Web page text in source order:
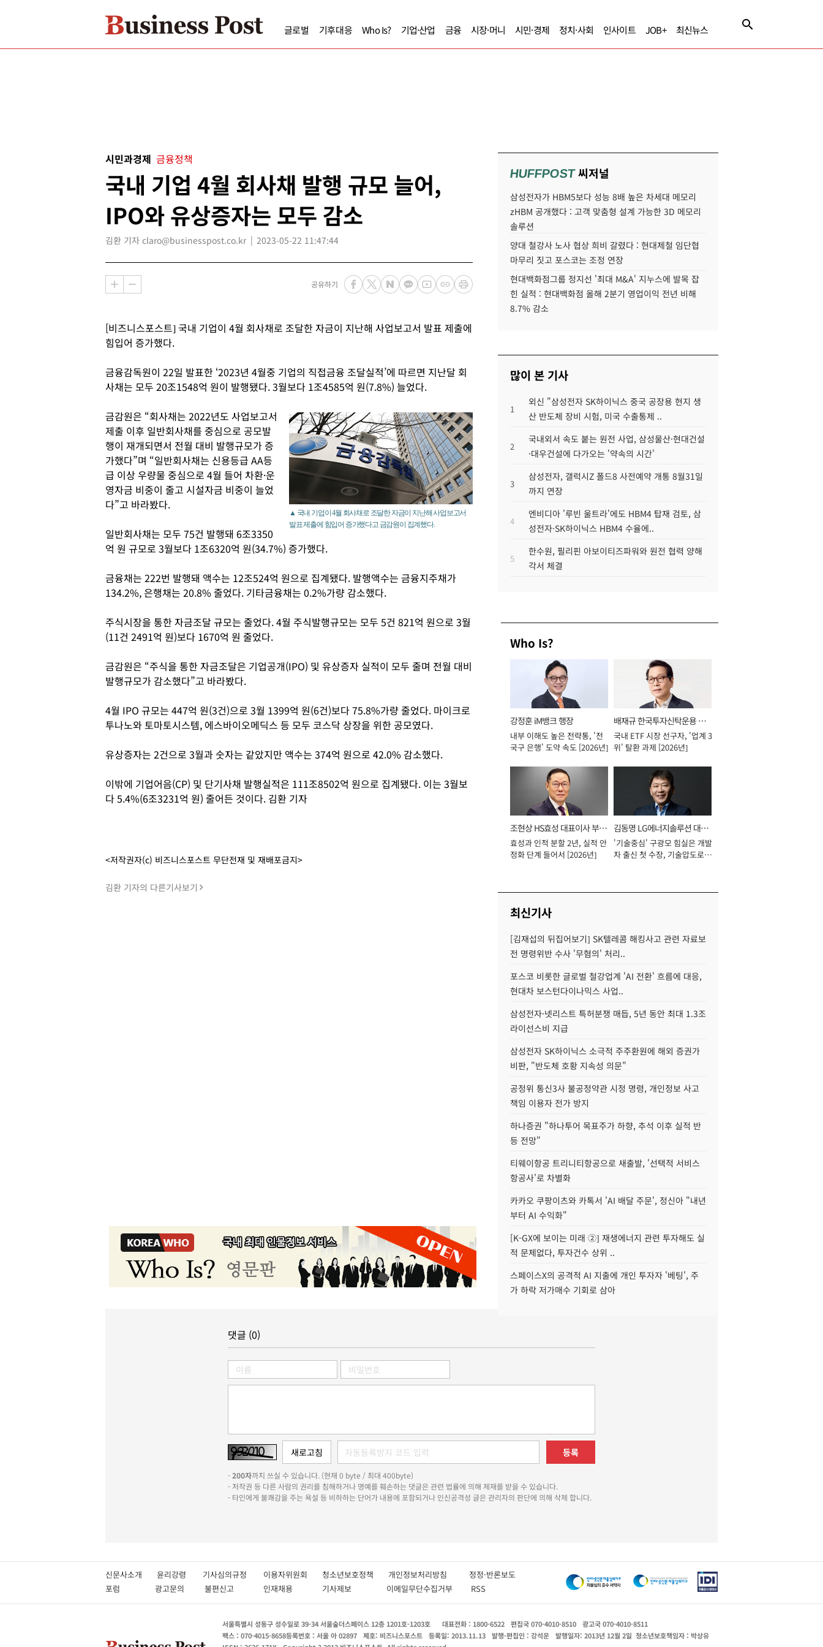
글로벌 기후대응 Who Is? 기업·산업 금융 시장·머니 시민·경제 정치·사회 인사이트 JOB+ 최신뉴스
시민과경제 금융정책
국내 기업 4월 회사채 발행 규모 늘어,
IPO와 유상증자는 모두 감소
김환 기자 claro@businesspost.co.kr 2023-05-22 11:47:44
공유하기
[비즈니스포스트] 국내 기업이 4월 회사채로 조달한 자금이 지난해 사업보고서 발표 제출에
힘입어 증가했다.
금융감독원이 22일 발표한 ‘2023년 4월중 기업의 직접금융 조달실적’에 따르면 지난달 회
사채는 모두 20조1548억 원이 발행됐다. 3월보다 1조4585억 원(7.8%) 늘었다.
▲ 국내 기업이 4월 회사채로 조달한 자금이 지난해 사업보고서
발표 제출에 힘입어 증가했다고 금감원이 집계했다.
금감원은 “회사채는 2022년도 사업보고서
제출 이후 일반회사채를 중심으로 공모발
행이 재개되면서 전월 대비 발행규모가 증
가했다”며 “일반회사채는 신용등급 AA등
급 이상 우량물 중심으로 4월 들어 차환·운
영자금 비중이 줄고 시설자금 비중이 늘었
다”고 바라봤다.
일반회사채는 모두 75건 발행돼 6조3350
억 원 규모로 3월보다 1조6320억 원(34.7%) 증가했다.
금융채는 222번 발행돼 액수는 12조524억 원으로 집계됐다. 발행액수는 금융지주채가
134.2%, 은행채는 20.8% 줄었다. 기타금융채는 0.2%가량 감소했다.
주식시장을 통한 자금조달 규모는 줄었다. 4월 주식발행규모는 모두 5건 821억 원으로 3월
(11건 2491억 원)보다 1670억 원 줄었다.
금감원은 “주식을 통한 자금조달은 기업공개(IPO) 및 유상증자 실적이 모두 줄며 전월 대비
발행규모가 감소했다”고 바라봤다.
4월 IPO 규모는 447억 원(3건)으로 3월 1399억 원(6건)보다 75.8%가량 줄었다. 마이크로
투나노와 토마토시스템, 에스바이오메딕스 등 모두 코스닥 상장을 위한 공모였다.
유상증자는 2건으로 3월과 숫자는 같았지만 액수는 374억 원으로 42.0% 감소했다.
이밖에 기업어음(CP) 및 단기사채 발행실적은 111조8502억 원으로 집계됐다. 이는 3월보
다 5.4%(6조3231억 원) 줄어든 것이다. 김환 기자
<저작권자(c) 비즈니스포스트 무단전재 및 재배포금지>
김환 기자의 다른기사보기
HUFFPOST씨저널
삼성전자가 HBM5보다 성능 8배 높은 차세대 메모리
zHBM 공개했다 : 고객 맞춤형 설계 가능한 3D 메모리
솔루션
양대 철강사 노사 협상 희비 갈렸다 : 현대제철 임단협
마무리 짓고 포스코는 조정 연장
현대백화점그룹 정지선 '최대 M&A' 지누스에 발목 잡
힌 실적 : 현대백화점 올해 2분기 영업이익 전년 비해
8.7% 감소
많이 본 기사
1
외신 "삼성전자 SK하이닉스 중국 공장용 현지 생
산 반도체 장비 시험, 미국 수출통제 ..
2
국내외서 속도 붙는 원전 사업, 삼성물산·현대건설
·대우건설에 다가오는 '약속의 시간'
3
삼성전자, 갤럭시Z 폴드8 사전예약 개통 8월31일
까지 연장
4
엔비디아 '루빈 울트라'에도 HBM4 탑재 검토, 삼
성전자·SK하이닉스 HBM4 수율에..
5
한수원, 필리핀 아보이티즈파워와 원전 협력 양해
각서 체결
Who Is?
강정훈 iM뱅크 행장
내부 이해도 높은 전략통, '전
국구 은행' 도약 속도 [2026년]
배재규 한국투자신탁운용 대
표이사 사장
국내 ETF 시장 선구자, '업계 3
위' 탈환 과제 [2026년]
조현상 HS효성 대표이사 부회
장
효성과 인적 분할 2년, 실적 안
정화 단계 들어서 [2026년]
김동명 LG에너지솔루션 대표
이사 사장
'기술중심' 구광모 힘실은 개발
자 출신 첫 수장, 기술압도로
최신기사
[김재섭의 뒤집어보기] SK텔레콤 해킹사고 관련 자료보
전 명령위반 수사 '무혐의' 처리..
포스코 비롯한 글로벌 철강업계 'AI 전환' 흐름에 대응,
현대차 보스턴다이나믹스 사업..
삼성전자·넷리스트 특허분쟁 매듭, 5년 동안 최대 1.3조
라이선스비 지급
삼성전자 SK하이닉스 소극적 주주환원에 해외 증권가
비판, "반도체 호황 지속성 의문"
공정위 통신3사 불공정약관 시정 명령, 개인정보 사고
책임 이용자 전가 방지
하나증권 "하나투어 목표주가 하향, 추석 이후 실적 반
등 전망"
티웨이항공 트리니티항공으로 새출발, '선택적 서비스
항공사'로 차별화
카카오 쿠팡이츠와 카톡서 'AI 배달 주문', 정신아 "내년
부터 AI 수익화"
[K-GX에 보이는 미래 ②] 재생에너지 관련 투자해도 실
적 문제없다, 투자건수 상위 ..
스페이스X의 공격적 AI 지출에 개인 투자자 '베팅', 주
가 하락 저가매수 기회로 삼아
댓글 (0)
등록
-200자까지 쓰실 수 있습니다. (현재 0 byte / 최대 400byte)
- 저작권 등 다른 사람의 권리를 침해하거나 명예를 훼손하는 댓글은 관련 법률에 의해 제재를 받을 수 있습니다.
- 타인에게 불쾌감을 주는 욕설 등 비하하는 단어가 내용에 포함되거나 인신공격성 글은 관리자의 판단에 의해 삭제 합니다.
신문사소개 윤리강령 기사심의규정 이용자위원회 청소년보호정책 개인정보처리방침 정정·반론보도
포럼
광고문의 불편신고 인재채용 기사제보 이메일무단수집거부 RSS
서울특별시 성동구 성수일로 39-34 서울숲더스페이스 12층 1201호-1203호 대표전화 : 1800-6522 편집국 070-4010-8510
광고국 070-4010-8511
팩스 : 070-4015-8658등록번호 : 서울 아 02897 제호: 비즈니스포스트 등록일: 2013.11.13 발행·편집인 : 강석운 발행일자: 2013년 12월 2일 청소년보호책임자 : 박상유